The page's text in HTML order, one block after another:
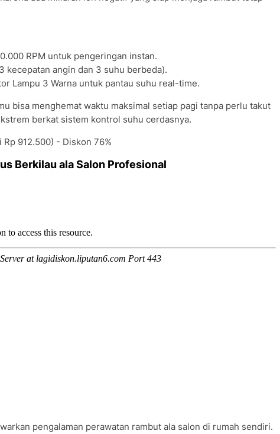
RPM untuk pengeringan instan.
kecepatan angin dan 3 suhu berbeda).
Lampu 3 Warna untuk pantau suhu real-time.
bisa menghemat waktu maksimal setiap pagi tanpa perlu takut
berkat sistem kontrol suhu cerdasnya.
Rp 912.500) - Diskon 76%
Berkilau ala Salon Profesional
pengalaman perawatan rambut ala salon di rumah sendiri.